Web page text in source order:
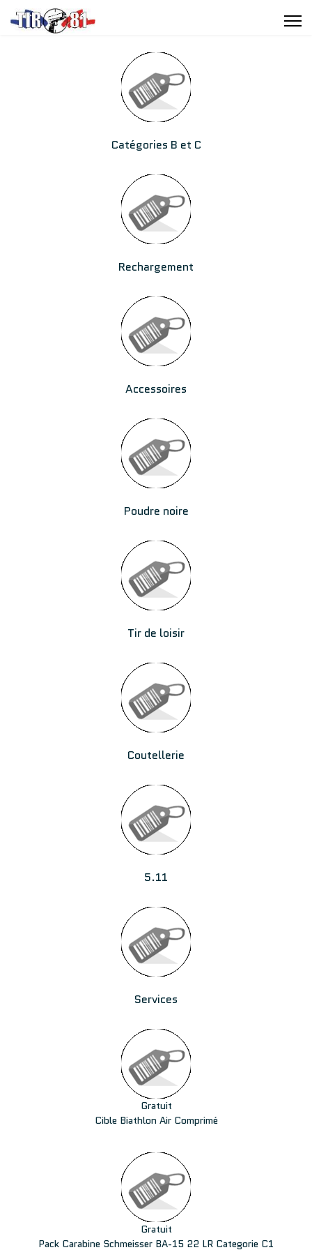
Catégories B et C
Rechargement
Accessoires
Poudre noire
Tir de loisir
Coutellerie
5.11
Services
Gratuit
Cible Biathlon Air Comprimé
Gratuit
Pack Carabine Schmeisser BA-15 22 LR Categorie C1